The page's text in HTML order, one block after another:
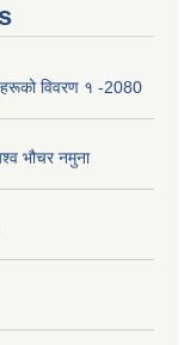
विवरण १ -2080
भौचर नमुना